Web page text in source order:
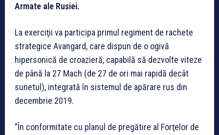
Armate ale Rusiei.
La exerciţii va participa primul regiment de rachete
strategice Avangard, care dispun de o ogivă
hipersonică de croazieră, capabilă să dezvolte viteze
de până la 27 Mach (de 27 de ori mai rapidă decât
sunetul), integrată în sistemul de apărare rus din
decembrie 2019.
”În conformitate cu planul de pregătire al Forţelor de